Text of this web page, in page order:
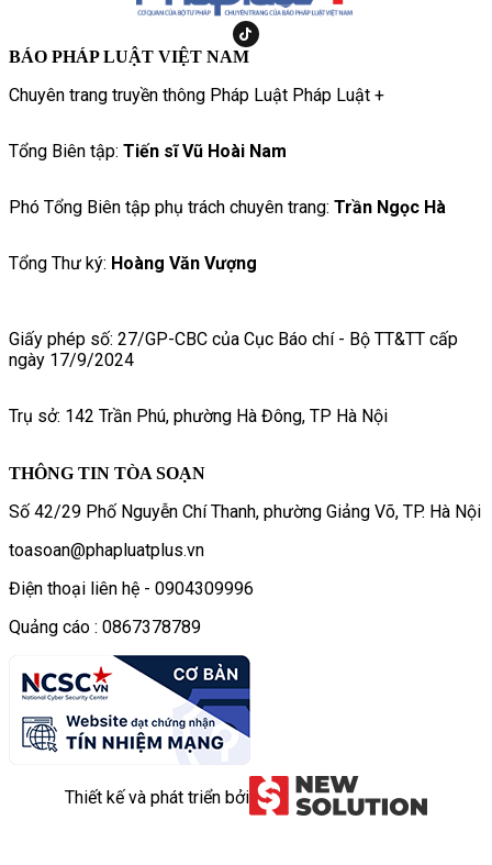
BÁO PHÁP LUẬT VIỆT NAM
Chuyên trang truyền thông Pháp Luật Pháp Luật +
Tổng Biên tập: Tiến sĩ Vũ Hoài Nam
Phó Tổng Biên tập phụ trách chuyên trang: Trần Ngọc Hà
Tổng Thư ký: Hoàng Văn Vượng
Giấy phép số: 27/GP-CBC của Cục Báo chí - Bộ TT&TT cấp
ngày 17/9/2024
Trụ sở: 142 Trần Phú, phường Hà Đông, TP Hà Nội
THÔNG TIN TÒA SOẠN
Số 42/29 Phố Nguyễn Chí Thanh, phường Giảng Võ, TP. Hà Nội
toasoan@phapluatplus.vn
Điện thoại liên hệ - 0904309996
Quảng cáo : 0867378789
Thiết kế và phát triển bởi